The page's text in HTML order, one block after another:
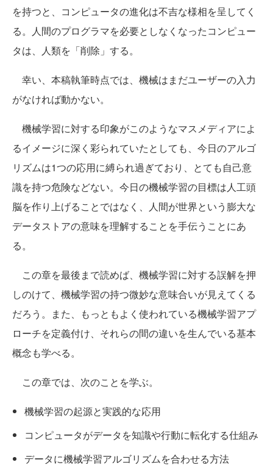
を持つと、コンピュータの進化は不吉な様相を呈してく
る。人間のプログラマを必要としなくなったコンピュー
タは、人類を「削除」する。
幸い、本稿執筆時点では、機械はまだユーザーの入力
がなければ動かない。
機械学習に対する印象がこのようなマスメディアによ
るイメージに深く彩られていたとしても、今日のアルゴ
リズムは1つの応用に縛られ過ぎており、とても自己意
識を持つ危険などない。今日の機械学習の目標は人工頭
脳を作り上げることではなく、人間が世界という膨大な
データストアの意味を理解することを手伝うことにあ
る。
この章を最後まで読めば、機械学習に対する誤解を押
しのけて、機械学習の持つ微妙な意味合いが見えてくる
だろう。また、もっともよく使われている機械学習アプ
ローチを定義付け、それらの間の違いを生んでいる基本
概念も学べる。
この章では、次のことを学ぶ。
機械学習の起源と実践的な応用
コンピュータがデータを知識や行動に転化する仕組み
データに機械学習アルゴリズムを合わせる方法